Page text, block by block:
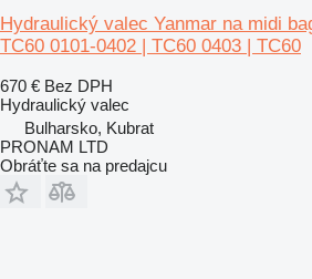
Hydraulický valec Yanmar na midi
TC60 0101-0402 | TC60 0403 | TC60
670 € Bez DPH
Hydraulický valec
Bulharsko, Kubrat
PRONAM LTD
Obráťte sa na predajcu